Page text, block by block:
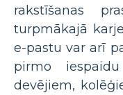
rakstīšanas
turpmākajā
e-pastu var arī
pirmo
devējiem,